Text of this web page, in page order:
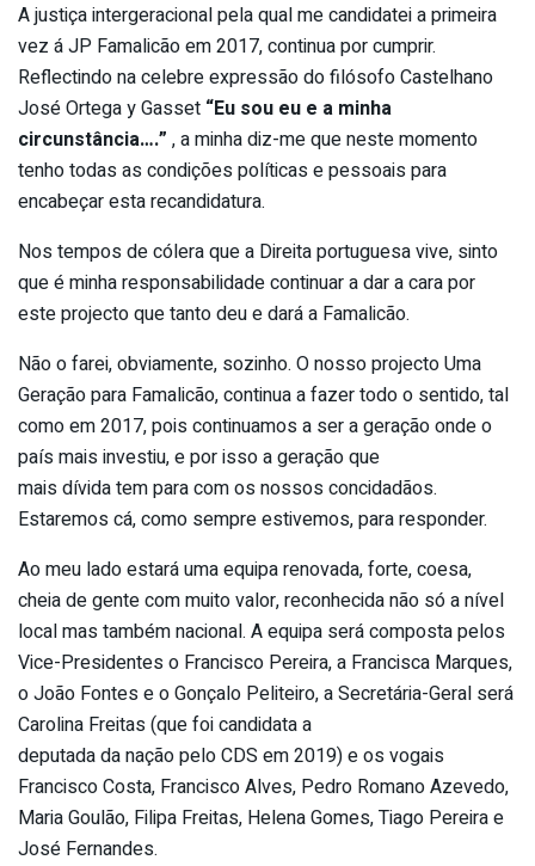
A justiça intergeracional pela qual me candidatei a primeira
vez á JP Famalicão em 2017, continua por cumprir.
Reflectindo na celebre expressão do filósofo Castelhano
José Ortega y Gasset “Eu sou eu e a minha
circunstância….” , a minha diz-me que neste momento
tenho todas as condições políticas e pessoais para
encabeçar esta recandidatura.
Nos tempos de cólera que a Direita portuguesa vive, sinto
que é minha responsabilidade continuar a dar a cara por
este projecto que tanto deu e dará a Famalicão.
Não o farei, obviamente, sozinho. O nosso projecto Uma
Geração para Famalicão, continua a fazer todo o sentido, tal
como em 2017, pois continuamos a ser a geração onde o
país mais investiu, e por isso a geração que
mais dívida tem para com os nossos concidadãos.
Estaremos cá, como sempre estivemos, para responder.
Ao meu lado estará uma equipa renovada, forte, coesa,
cheia de gente com muito valor, reconhecida não só a nível
local mas também nacional. A equipa será composta pelos
Vice-Presidentes o Francisco Pereira, a Francisca Marques,
o João Fontes e o Gonçalo Peliteiro, a Secretária-Geral será
Carolina Freitas (que foi candidata a
deputada da nação pelo CDS em 2019) e os vogais
Francisco Costa, Francisco Alves, Pedro Romano Azevedo,
Maria Goulão, Filipa Freitas, Helena Gomes, Tiago Pereira e
José Fernandes.